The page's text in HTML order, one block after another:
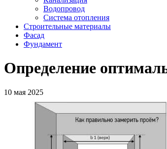
Водопровод
Система отопления
Строительные материалы
Фасад
Фундамент
Определение
10 мая 2025